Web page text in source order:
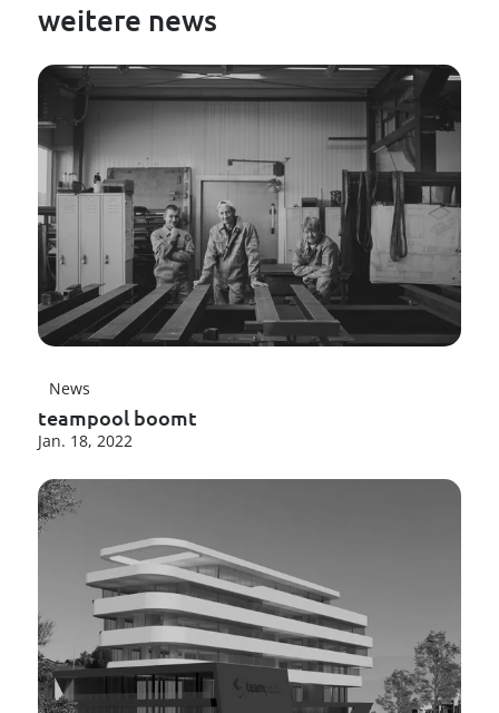
weitere news
News
teampool boomt
Jan. 18, 2022